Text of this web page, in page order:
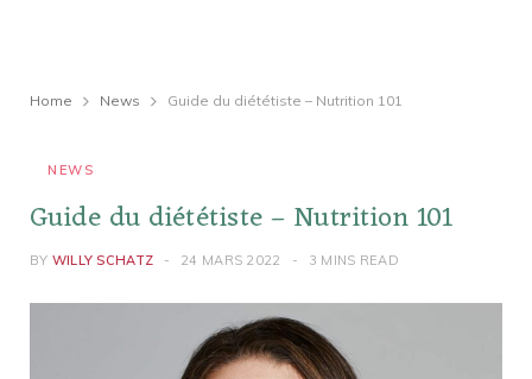
Home News Guide du diététiste – Nutrition 101
NEWS
Guide du diététiste – Nutrition 101
BY WILLY SCHATZ 24 MARS 2022 3 MINS READ